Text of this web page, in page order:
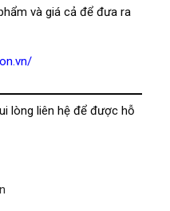
và giá cả để đưa ra
lòng liên hệ để được hỗ